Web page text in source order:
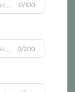
0/100
0/200